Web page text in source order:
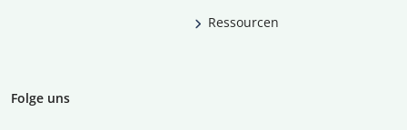
Ressourcen
Folge uns